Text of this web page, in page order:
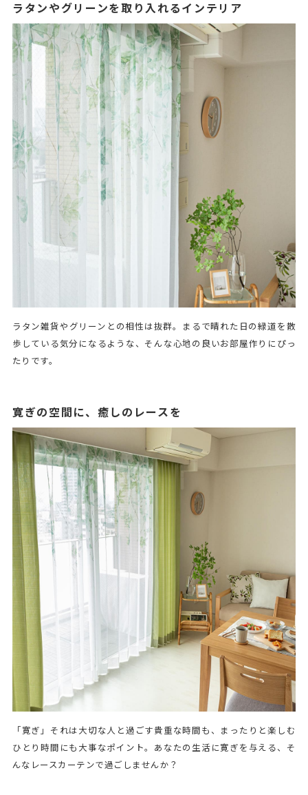
ラタンやグリーンを取り入れるインテリア
ラタン雑貨やグリーンとの相性は抜群。まるで晴れた日の緑道を散
歩している気分になるような、そんな心地の良いお部屋作りにぴっ
たりです。
寛ぎの空間に、癒しのレースを
「寛ぎ」それは大切な人と過ごす貴重な時間も、まったりと楽しむ
ひとり時間にも大事なポイント。あなたの生活に寛ぎを与える、そ
んなレースカーテンで過ごしませんか？